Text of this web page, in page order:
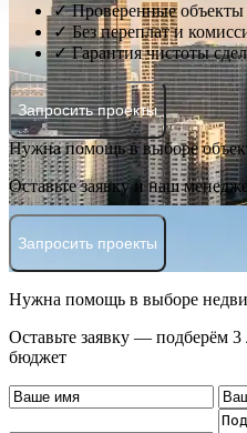
✓ Проверенные объекты
✓ Без переплат и
✓ Гарантия чистоты
Запросить проекты
Нужна помощь в выборе
Оставьте заявку и наш
Запросить проекты
Нужна помощь в выборе
Оставьте заявку — подберём
бюджет